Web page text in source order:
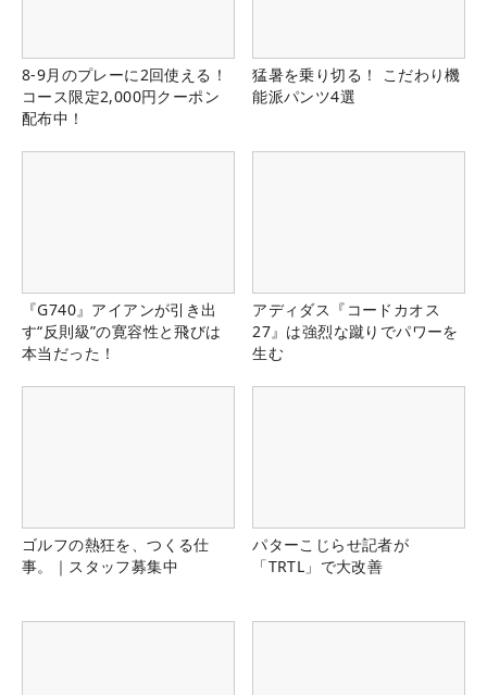
8-9月のプレーに2回使える！
コース限定2,000円クーポン
配布中！
猛暑を乗り切る！ こだわり機
能派パンツ4選
『G740』アイアンが引き出
す“反則級”の寛容性と飛びは
本当だった！
アディダス『コードカオス
27』は強烈な蹴りでパワーを
生む
ゴルフの熱狂を、つくる仕
事。｜スタッフ募集中
パターこじらせ記者が
「TRTL」で大改善